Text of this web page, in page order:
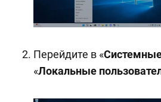
Перейдите в «
«Локальные